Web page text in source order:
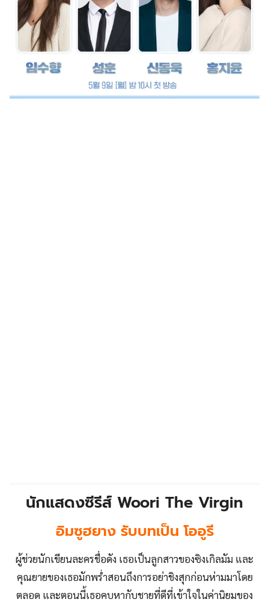
นักแสดงซีรีส์ Woori The Virgin
อิมซูฮยาง รับบทเป็น โออูรี
ผู้ช่วยนักเขียนละครชื่อดัง เธอเป็นลูกสาวของซิงเกิลมัม และ
คุณยายของเธอมักพร่ำสอนถึงการอย่าชิงสุกก่อนห่ามมาโดย
ตลอด และตอนนี้เธอคบหากับชายที่ดีที่เข้าใจในค่านิยมของ